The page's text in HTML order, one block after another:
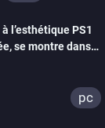
l’esthétique PS1
se montre dans
pc